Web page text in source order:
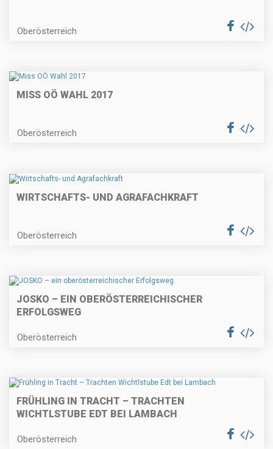
Oberösterreich
MISS OÖ WAHL 2017
Oberösterreich
WIRTSCHAFTS- UND AGRAFACHKRAFT
Oberösterreich
JOSKO – EIN OBERÖSTERREICHISCHER
ERFOLGSWEG
Oberösterreich
FRÜHLING IN TRACHT – TRACHTEN
WICHTLSTUBE EDT BEI LAMBACH
Oberösterreich